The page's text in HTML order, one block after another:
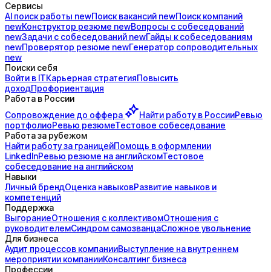
Сервисы
AI поискработы newПоисквакансий newПоисккомпаний
newКонструктор резюме newВопросы с собеседований
newЗадачи с собеседований newГайды ксобеседованиям
newПроверятор резюме newГенератор сопроводительных
new
Поиски себя
Войти в ITКарьерная стратегияПовысить
доходПрофориентация
Работа в России
Сопровождение до оффера Найти работу в РоссииРевью
портфолиоРевью резюмеТестовое собеседование
Работа за рубежом
Найти работу за границейПомощь в оформлении
LinkedInРевью резюме на английскомТестовое
собеседование на английском
Навыки
Личный брендОценка навыковРазвитие навыков и
компетенций
Поддержка
ВыгораниеОтношения с коллективомОтношения с
руководителемСиндром самозванцаСложное увольнение
Для бизнеса
Аудит процессов компанииВыступление на внутреннем
мероприятии компанииКонсалтинг бизнеса
Профессии